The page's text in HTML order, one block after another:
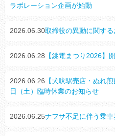
ラボレーション企画が始動
2026.06.30取締役の異動に関す
2026.06.28 【銚電まつり2026】
2026.06.26 【犬吠駅売店・ぬれ
日（土）臨時休業のお知らせ
2026.06.25ナフサ不足に伴う乗